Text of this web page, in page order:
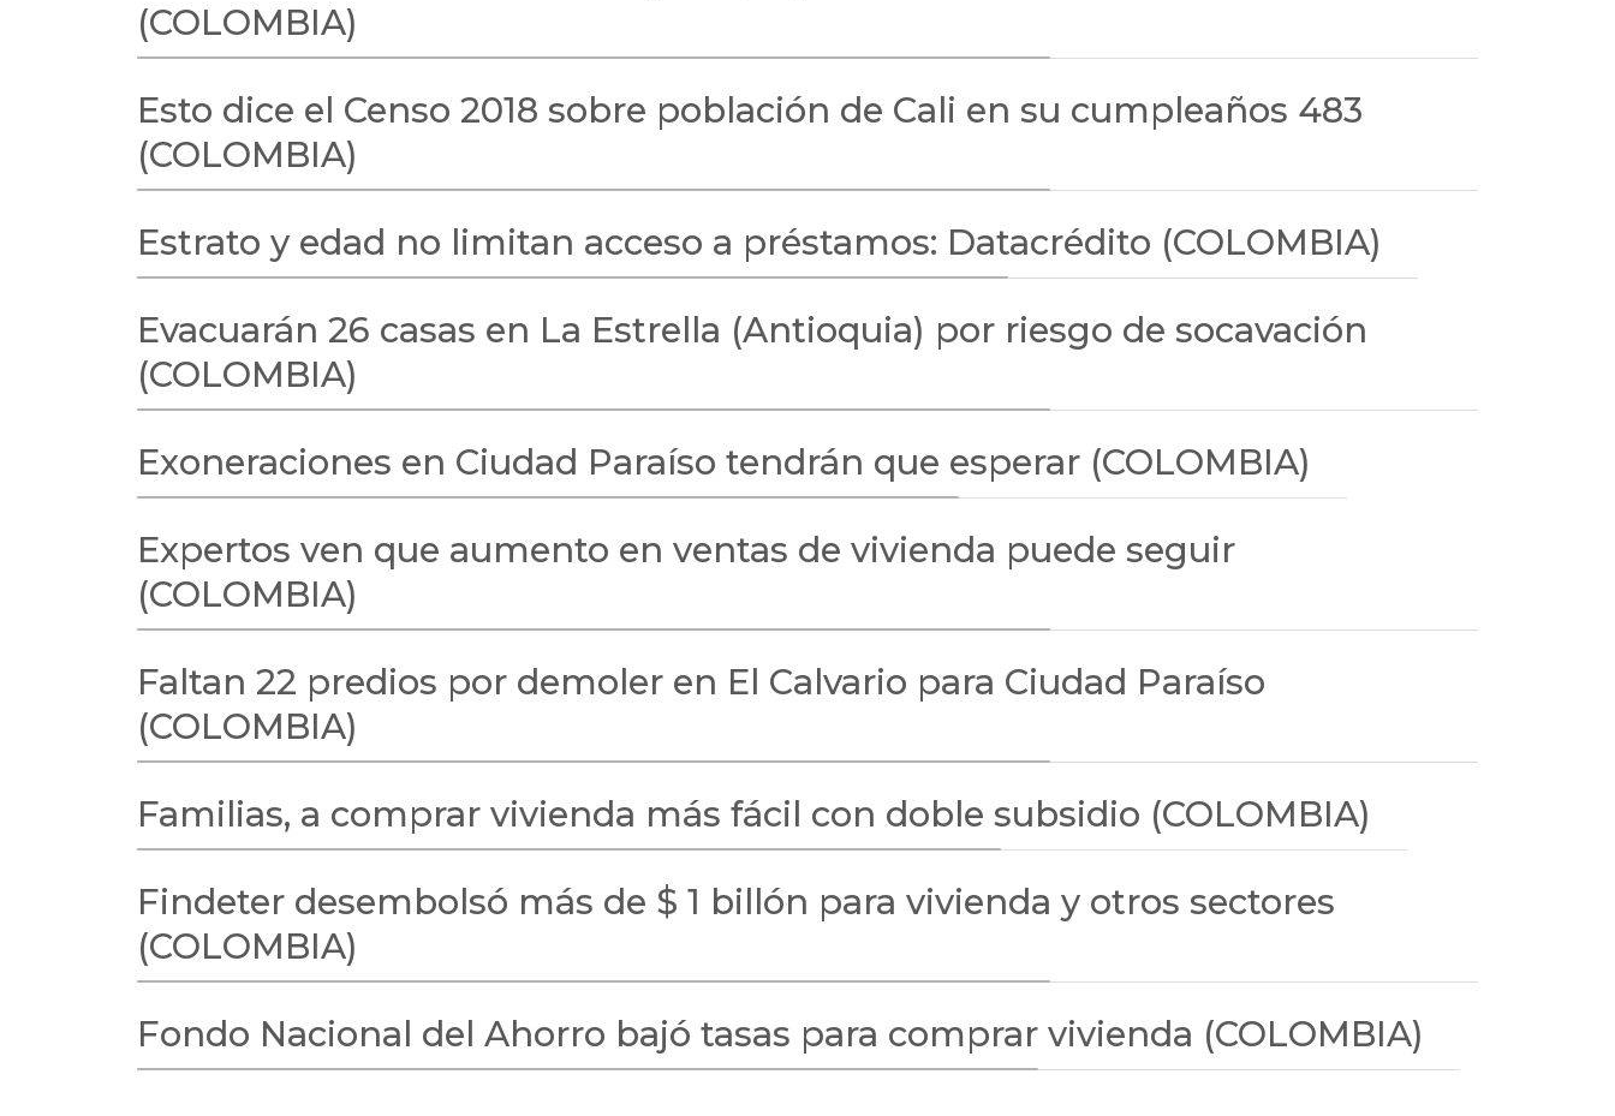
(COLOMBIA)
Esto dice el Censo 2018 sobre población de Cali en su cumpleaños 483
(COLOMBIA)
Estrato y edad no limitan acceso a préstamos: Datacrédito (COLOMBIA)
Evacuarán 26 casas en La Estrella (Antioquia) por riesgo de socavación
(COLOMBIA)
Exoneraciones en Ciudad Paraíso tendrán que esperar (COLOMBIA)
Expertos ven que aumento en ventas de vivienda puede seguir
(COLOMBIA)
Faltan 22 predios por demoler en El Calvario para Ciudad Paraíso
(COLOMBIA)
Familias, a comprar vivienda más fácil con doble subsidio (COLOMBIA)
Findeter desembolsó más de $ 1 billón para vivienda y otros sectores
(COLOMBIA)
Fondo Nacional del Ahorro bajó tasas para comprar vivienda (COLOMBIA)